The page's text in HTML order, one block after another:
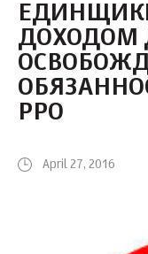
ДОХОДОМ
РРО
April 27, 2016